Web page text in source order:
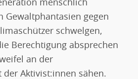
menschlich
Gewaltphantasien gegen
schwelgen,
Berechtigung absprechen
an der
der Aktivist:innen sähen.